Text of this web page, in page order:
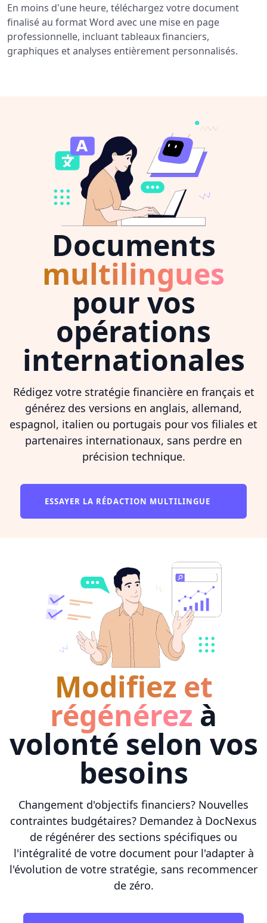
En moins d'une heure, téléchargez votre document
finalisé au format Word avec une mise en page
professionnelle, incluant tableaux financiers,
graphiques et analyses entièrement personnalisés.
Documents
multilingues
pour vos
opérations
internationales
Rédigez votre stratégie financière en français et
générez des versions en anglais, allemand,
espagnol, italien ou portugais pour vos filiales et
partenaires internationaux, sans perdre en
précision technique.
ESSAYER LA RÉDACTION MULTILINGUE
Modifiez et
régénérez à
volonté selon vos
besoins
Changement d'objectifs financiers? Nouvelles
contraintes budgétaires? Demandez à DocNexus
de régénérer des sections spécifiques ou
l'intégralité de votre document pour l'adapter à
l'évolution de votre stratégie, sans recommencer
de zéro.